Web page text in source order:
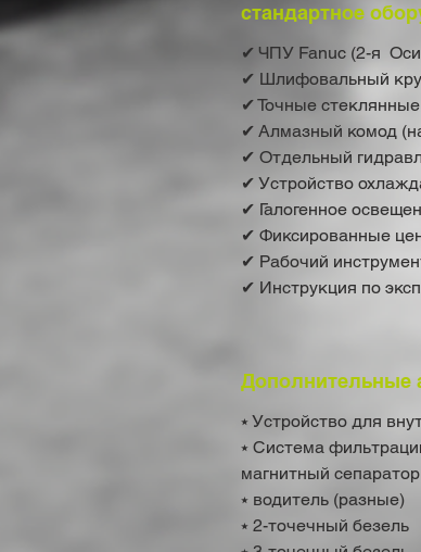
стандартное
✔ ЧПУ Fanuc (2-я
✔ Шлифовальный
✔ Точные
✔ Алмазный комод
✔ Отдельный
✔ Устройство
✔ Галогенное
✔ Фиксированные
✔ Рабочий
✔ Инструкция по
Дополнительные
⭑ Устройство для
⭑ Система
магнитный сепаратор
⭑ водитель (разные)
⭑ 2-точечный безель